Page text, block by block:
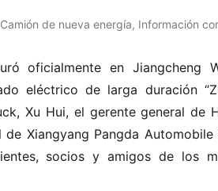
Camión de nueva energía, Información
oficialmente en Jiangcheng
eléctrico de larga duración
Xu Hui, el gerente general de
Xiangyang Pangda
socios y amigos de los